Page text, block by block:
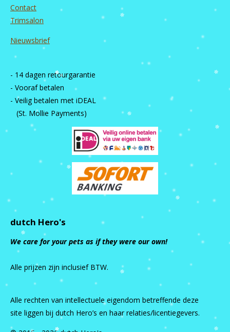
Contact
Trimsalon
Nieuwsbrief
- 14 dagen retourgarantie
- Vooraf betalen
- Veilig betalen met iDEAL
(St. Mollie Payments)
dutch Hero's
We care for your pets as if they were our own!
Alle prijzen zijn inclusief BTW.
Alle rechten van intellectuele eigendom betreffende deze
site liggen bij dutch Hero’s en haar relaties/licentiegevers.